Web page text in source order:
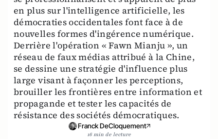
en plus sur l'intelligence artificielle, les
démocraties occidentales font face à de
nouvelles formes d'ingérence numérique.
Derrière l'opération « Fawn Mianju », un
réseau de faux médias attribué à la Chine,
se dessine une stratégie d'influence plus
large visant à façonner les perceptions,
brouiller les frontières entre information et
propagande et tester les capacités de
résistance des sociétés démocratiques.
Franck DeCloquement
16 min de lecture